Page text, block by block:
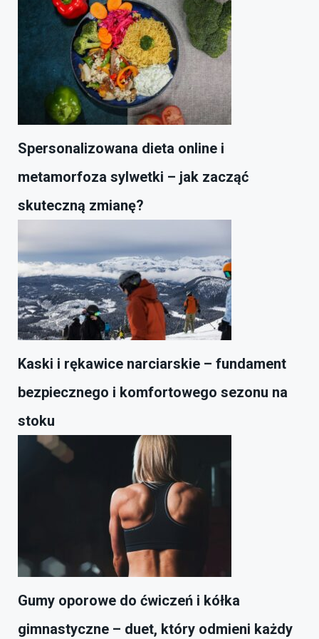
Spersonalizowana dieta online i
metamorfoza sylwetki – jak zacząć
skuteczną zmianę?
Kaski i rękawice narciarskie – fundament
bezpiecznego i komfortowego sezonu na
stoku
Gumy oporowe do ćwiczeń i kółka
gimnastyczne – duet, który odmieni każdy